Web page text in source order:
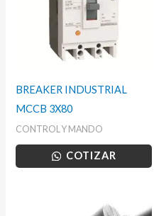
BREAKER INDUSTRIAL
MCCB 3X80
CONTROL Y MANDO
COTIZAR